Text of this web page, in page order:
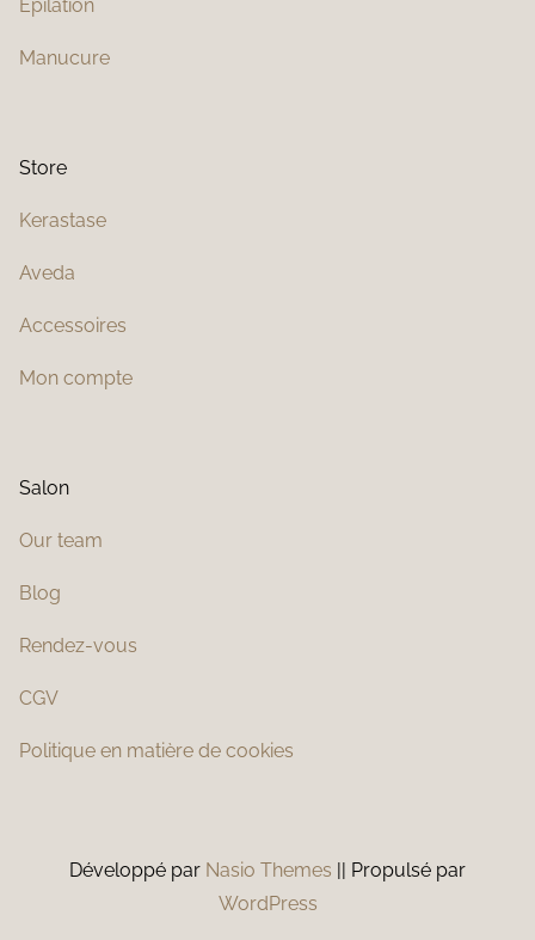
Épilation
Manucure
Store
Kerastase
Aveda
Accessoires
Mon compte
Salon
Our team
Blog
Rendez-vous
CGV
Politique en matière de cookies
Développé par Nasio Themes
Propulsé par
WordPress